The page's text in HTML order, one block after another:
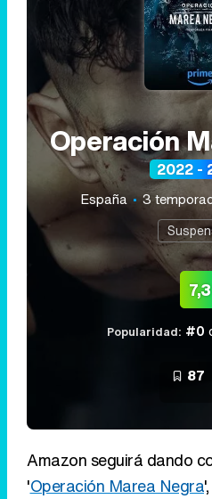
Operación
2022 -
España 3
7,3
Popularidad: #0
87
Amazon seguirá dando
'Operación Marea Negra